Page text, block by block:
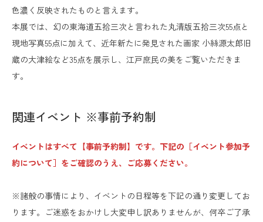
色濃く反映されたものと言えます。
本展では、幻の東海道五拾三次と言われた丸清版五拾三次55点と
現地写真55点に加えて、近年新たに発見された画家 小絲源太郎旧
蔵の大津絵など35点を展示し、江戸庶民の美をご覧いただきま
す。
関連イベント ※事前予約制
イベントはすべて【事前予約制】です。下記の［イベント参加予
約について］をご確認のうえ、ご応募ください。
※諸般の事情により、イベントの日程等を下記の通り変更してお
ります。ご迷惑をおかけし大変申し訳ありませんが、何卒ご了承